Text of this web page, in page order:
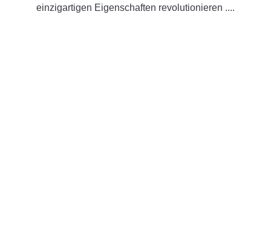
einzigartigen Eigenschaften revolutionieren ....